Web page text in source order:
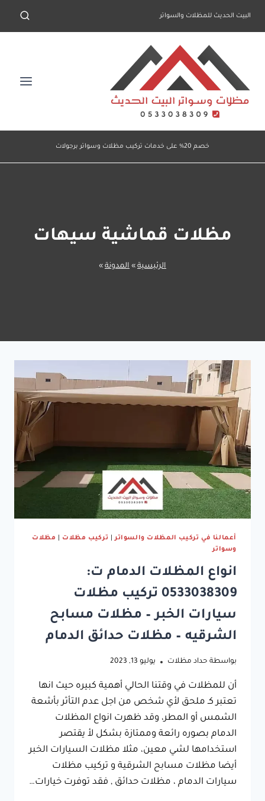
البيت الحديث للمظلات والسواتر
خصم 20% على خدمات تركيب مظلات وسواتر برجولات
مظلات قماشية سيهات
الرئيسية » المدونة »
أعمالنا في تركيب المظلات والسواتر| تركيب مظلات
مظلات
وسواتر
انواع المظلات الدمام ت:
0533038309 تركيب مظلات
سيارات الخبر – مظلات مسابح
الشرقيه – مظلات حدائق الدمام
بواسطة حداد مظلات يوليو 13, 2023
أن للمظلات في وقتنا الحالي أهمية كبيره حيث انها
تعتبر كـ ملحق لأي شخص من اجل عدم التأثر بأشعة
الشمس أو المطر، وقد ظهرت انواع المظلات
الدمام بصوره رائعة وممتازة بشكل لأ يقتصر
استخدامها لشي معين، مثلا مظلات السيارات الخبر
أيضا مظلات مسابح الشرقية و تركيب مظلات
سيارات الدمام ، مظلات حدائق , فقد توفرت خيارات…